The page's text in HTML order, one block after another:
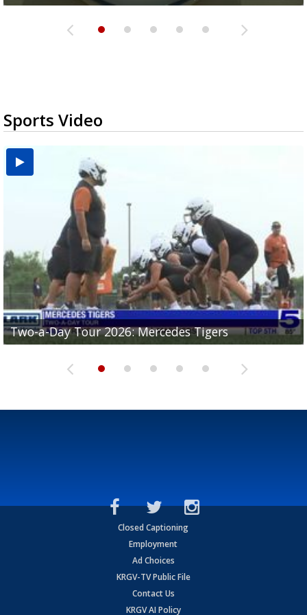
Sports Video
Two-a-Day Tour 2026: Mercedes Tigers
Two-a-Day Tour 2026: Progreso Red Ants
Two-a-Day Tour 2026: Donna Redskins
Two-a-Day Tour 2026: Brownsville Pace Vikings
Two-a-Day Tour 2026: La Joya Coyotes
Closed Captioning
Employment
Ad Choices
KRGV-TV Public File
Contact Us
KRGV AI Policy